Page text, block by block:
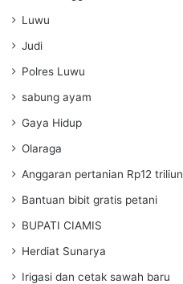
Luwu
Judi
Polres Luwu
sabung ayam
Gaya Hidup
Olaraga
Anggaran pertanian Rp12 triliun
Bantuan bibit gratis petani
BUPATI CIAMIS
Herdiat Sunarya
Irigasi dan cetak sawah baru